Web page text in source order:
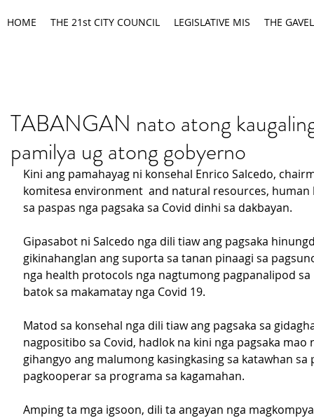
HOME THE 21st CITY COUNCIL LEGISLATIVE MIS THE GAVEL
TABANGAN nato atong
pamilya ug atong gobyerno
Kini ang pamahayag ni konsehal Enrico Salcedo,
komitesa environment  and natural resources,
sa paspas nga pagsaka sa Covid dinhi sa dakbayan.
Gipasabot ni Salcedo nga dili tiaw ang pagsaka
gikinahanglan ang suporta sa tanan pinaagi sa
nga health protocols nga nagtumong pagpanalipod
batok sa makamatay nga Covid 19.
Matod sa konsehal nga dili tiaw ang pagsaka sa
nagpositibo sa Covid, hadlok na kini nga pagsaka mao
gihangyo ang malumong kasingkasing sa katawhan
pagkooperar sa programa sa kagamahan.
Amping ta mga igsoon, dili ta angayan nga